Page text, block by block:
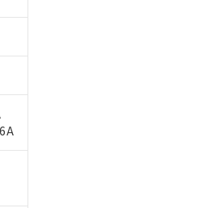
(税抜)を提供させていただ
ることをご了承ください。
オムロン制御機器販売店・
開示しないようお願いしま
） 1000ppm以下、フタル酸ジブチ
す。
（以下｢規制貨物等」とい
武器並びにこれらの製造装
該第三者に通知します。
様担当のオムロン制御